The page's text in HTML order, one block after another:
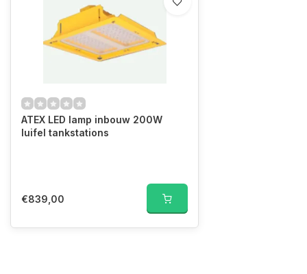
ATEX LED lamp inbouw 200W
luifel tankstations
€839,00